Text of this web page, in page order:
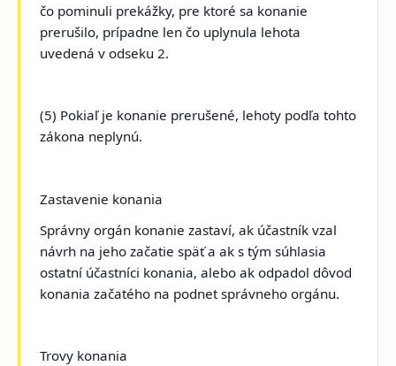
čo pominuli prekážky, pre ktoré sa konanie
prerušilo, prípadne len čo uplynula lehota
uvedená v odseku 2.
(5) Pokiaľ je konanie prerušené, lehoty podľa tohto
zákona neplynú.
Zastavenie konania
Správny orgán konanie zastaví, ak účastník vzal
návrh na jeho začatie späť a ak s tým súhlasia
ostatní účastníci konania, alebo ak odpadol dôvod
konania začatého na podnet správneho orgánu.
Trovy konania